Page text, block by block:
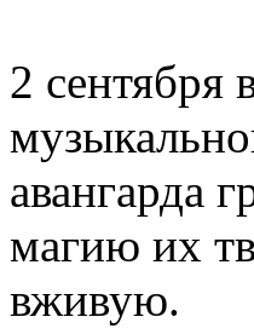
2 сентября
авангарда
магию их
вживую.